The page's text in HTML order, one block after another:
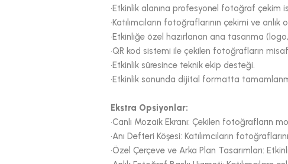
•Etkinlik alanına profesyonel fotoğraf çekim
•Katılımcıların fotoğraflarının çekimi ve
•Etkinliğe özel hazırlanan ana tasarıma
•QR kod sistemi ile çekilen fotoğrafların
•Etkinlik süresince teknik ekip desteği.
•Etkinlik sonunda dijital formatta
Ekstra Opsiyonlar:
•Canlı Mozaik Ekranı: Çekilen fotoğrafların
•Anı Defteri Köşesi: Katılımcıların
•Özel Çerçeve ve Arka Plan Tasarımları: